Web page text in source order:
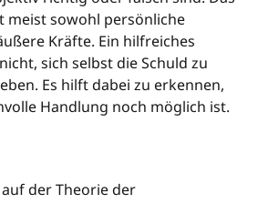
meist sowohl persönliche
Kräfte. Ein hilfreiches
sich selbst die Schuld zu
Es hilft dabei zu erkennen,
Handlung noch möglich ist.
der Theorie der